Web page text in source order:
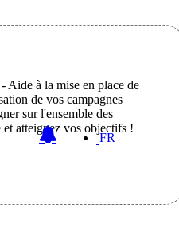
FR
Aide à la mise en place de
de vos campagnes
sur l'ensemble des
et atteignez vos objectifs !